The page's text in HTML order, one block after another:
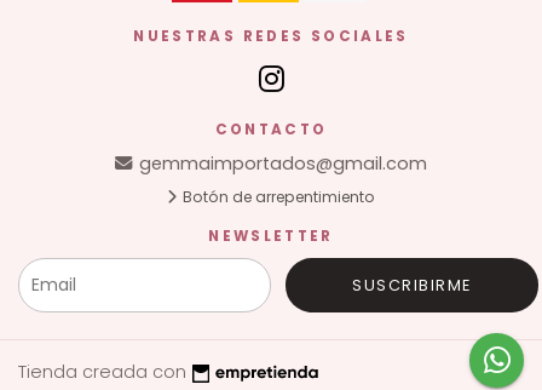
NUESTRAS REDES SOCIALES
CONTACTO
gemmaimportados@gmail.com
Botón de arrepentimiento
NEWSLETTER
SUSCRIBIRME
Tienda creada con